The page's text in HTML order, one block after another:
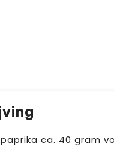
paprika ca. 40 gram